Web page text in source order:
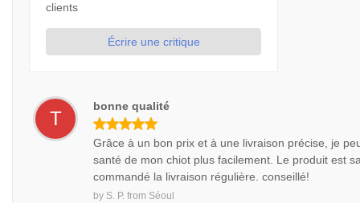
clients
Écrire une critique
T
bonne qualité
Grâce à un bon prix et à une livraison précise, je
santé de mon chiot plus facilement. Le produit est
commandé la livraison régulière. conseillé!
by S. P. from Séoul